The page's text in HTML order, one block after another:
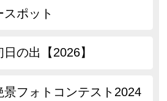
ポット
の出【2026】
景フォトコンテスト2024